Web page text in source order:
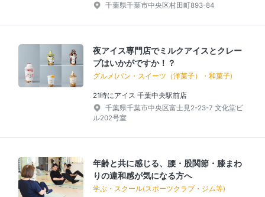
千葉県千葉市中央区村田町893-84
夜アイス専門店でミルクアイスとクレー
プはいかがですか！？
グルメ(パン・スイーツ（洋菓子）・和菓子)
21時にアイス 千葉中央駅前店
千葉県千葉市中央区富士見2-23-7 文化堂ビ
ル202号室
年齢と共に感じる、腰・股関節・膝まわ
りの違和感が気になる方へ
学ぶ・スクール(スポーツクラブ・ジム等)